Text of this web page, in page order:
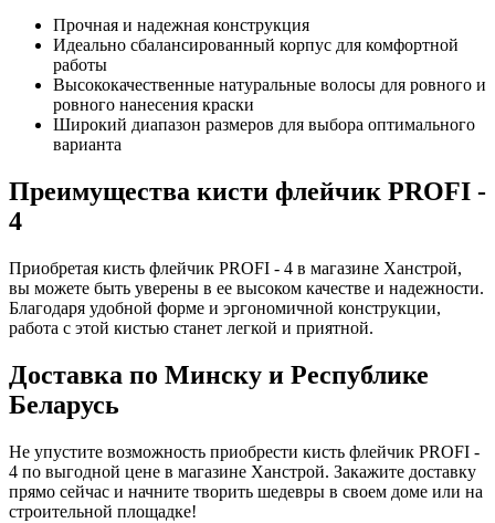
Прочная и надежная конструкция
Идеально сбалансированный корпус для комфортной
работы
Высококачественные натуральные волосы для ровного и
ровного нанесения краски
Широкий диапазон размеров для выбора оптимального
варианта
Преимущества кисти флейчик PROFI -
4
Приобретая кисть флейчик PROFI - 4 в магазине Ханстрой,
вы можете быть уверены в ее высоком качестве и надежности.
Благодаря удобной форме и эргономичной конструкции,
работа с этой кистью станет легкой и приятной.
Доставка по Минску и Республике
Беларусь
Не упустите возможность приобрести кисть флейчик PROFI -
4 по выгодной цене в магазине Ханстрой. Закажите доставку
прямо сейчас и начните творить шедевры в своем доме или на
строительной площадке!